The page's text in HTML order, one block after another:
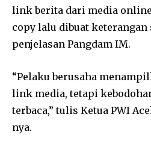
link berita dari media
copy lalu dibuat
penjelasan Pangdam IM.
“Pelaku berusaha
link media, tetapi
terbaca,” tulis Ketua PWI
nya.